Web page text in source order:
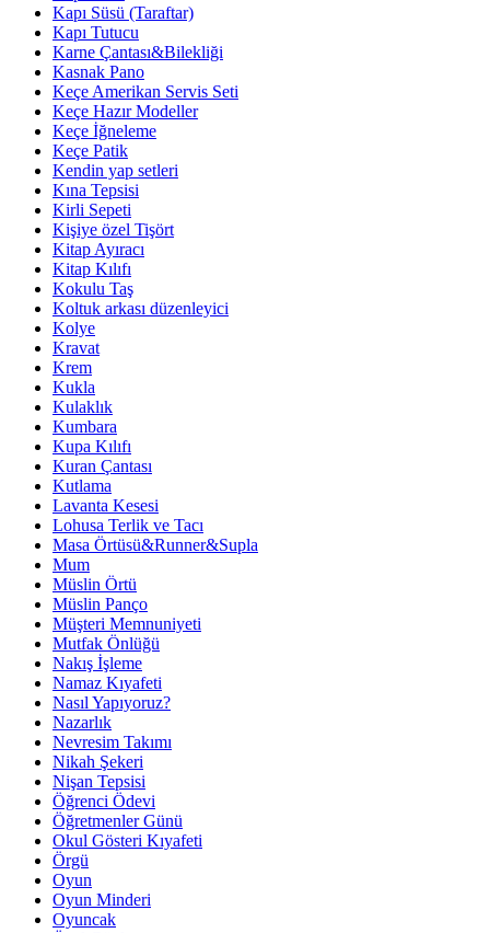
Kapı Süsü (Taraftar)
Kapı Tutucu
Karne Çantası&Bilekliği
Kasnak Pano
Keçe Amerikan Servis Seti
Keçe Hazır Modeller
Keçe İğneleme
Keçe Patik
Kendin yap setleri
Kına Tepsisi
Kirli Sepeti
Kişiye özel Tişört
Kitap Ayıracı
Kitap Kılıfı
Kokulu Taş
Koltuk arkası düzenleyici
Kolye
Kravat
Krem
Kukla
Kulaklık
Kumbara
Kupa Kılıfı
Kuran Çantası
Kutlama
Lavanta Kesesi
Lohusa Terlik ve Tacı
Masa Örtüsü&Runner&Supla
Mum
Müslin Örtü
Müslin Panço
Müşteri Memnuniyeti
Mutfak Önlüğü
Nakış İşleme
Namaz Kıyafeti
Nasıl Yapıyoruz?
Nazarlık
Nevresim Takımı
Nikah Şekeri
Nişan Tepsisi
Öğrenci Ödevi
Öğretmenler Günü
Okul Gösteri Kıyafeti
Örgü
Oyun
Oyun Minderi
Oyuncak